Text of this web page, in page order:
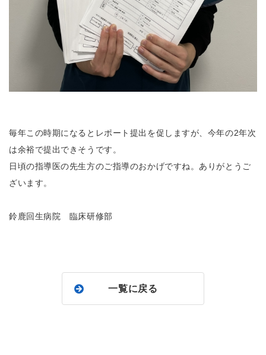
毎年この時期になるとレポート提出を促しますが、今年の2年次
は余裕で提出できそうです。
日頃の指導医の先生方のご指導のおかげですね。ありがとうご
ざいます。
鈴鹿回生病院 臨床研修部
一覧に戻る